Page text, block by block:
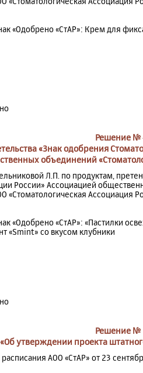
«Одобрено «СтАР»: Крем для
Решение №
«Знак одобрения
объединений
Л.П. по продуктам,
России» Ассоциацией
«Стоматологическая Ассоциация
«Одобрено «СтАР»: «Пастилки
«Smint» со вкусом клубники
Решение №
«Об утверждении проекта
АОО «СтАР» от 23